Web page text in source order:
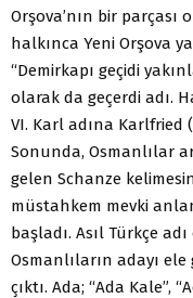
Orşova’nın bir
halkınca Yeni Orşova
“Demirkapı geçidi
olarak da geçerdi adı.
VI. Karl adına Karlfried
Sonunda, Osmanlılar
gelen Schanze
müstahkem mevki
başladı. Asıl Türkçe
Osmanlıların adayı
çıktı. Ada; “Ada Kale”,